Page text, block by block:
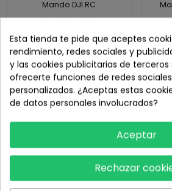
Mando DJI RC
305,00 € Sin stock
Agotado
Esta tienda te pide que aceptes
rendimiento, redes sociales y
y las cookies publicitarias de terceros
ofrecerte funciones de redes
personalizados. ¿Aceptas estas
de datos personales involucrados?
Aceptar
Rechazar